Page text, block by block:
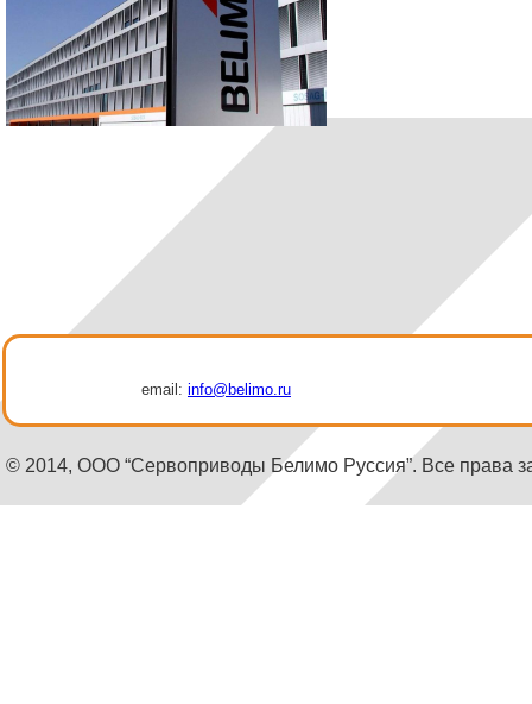
email: info@belimo.ru
© 2014, ООО “Сервоприводы Белимо Руссия”. Все права